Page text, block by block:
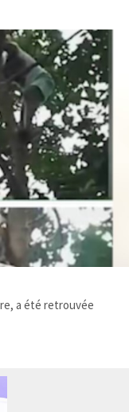
a été retrouvée